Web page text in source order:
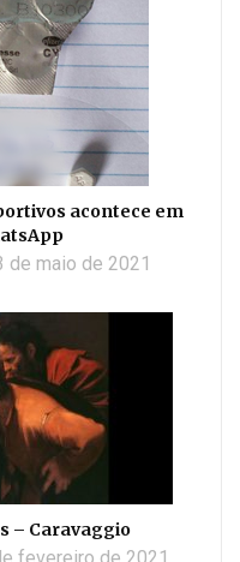
acontece em
de maio de 2021
– Caravaggio